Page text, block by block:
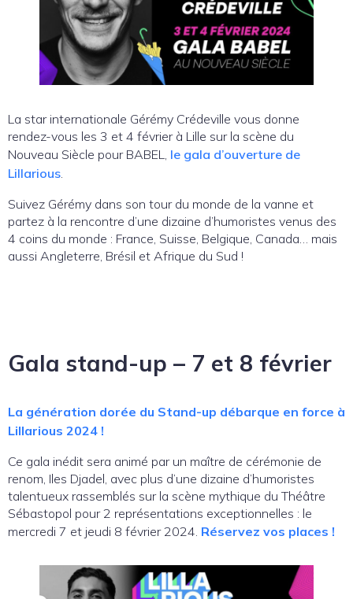
La star internationale Gérémy Crédeville vous donne
rendez-vous les 3 et 4 février à Lille sur la scène du
Nouveau Siècle pour BABEL, le gala d’ouverture de
Lillarious
Suivez Gérémy dans son tour du monde de la vanne et
partez à la rencontre d’une dizaine d’humoristes venus des
4 coins du monde : France, Suisse, Belgique, Canada… mais
aussi Angleterre, Brésil et Afrique du Sud !
Gala stand-up – 7 et 8 février
La génération dorée du Stand-up débarque en force à
Lillarious 2024 !
Ce gala inédit sera animé par un maître de cérémonie de
renom, Iles Djadel, avec plus d’une dizaine d’humoristes
talentueux rassemblés sur la scène mythique du Théâtre
Sébastopol pour 2 représentations exceptionnelles : le
mercredi 7 et jeudi 8 février 2024. Réservez vos places !